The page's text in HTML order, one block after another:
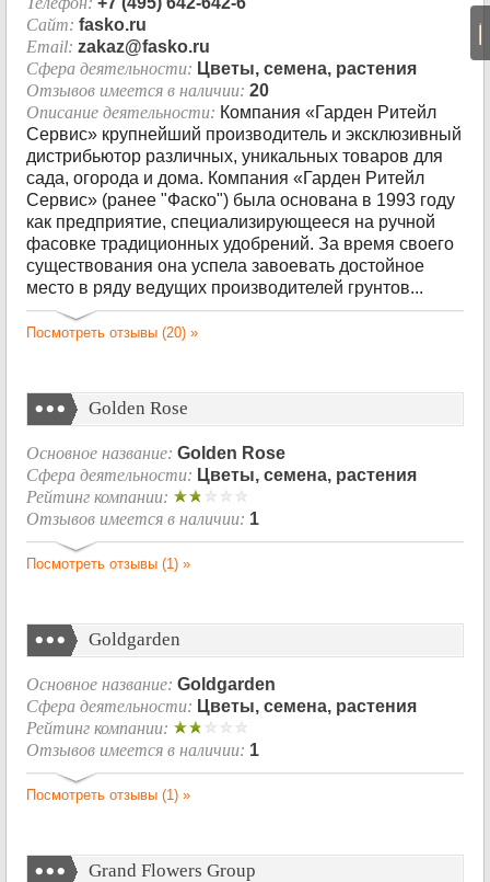
|
Сайт: fasko.ru
Email: zakaz@fasko.ru
Сфера деятельности: Цветы, семена, растения
Отзывов имеется в наличии: 20
Описание деятельности: Компания «Гарден Ритейл
Сервис» крупнейший производитель и эксклюзивный
дистрибьютор различных, уникальных товаров для
сада, огорода и дома. Компания «Гарден Ритейл
Сервис» (ранее "Фаско") была основана в 1993 году
как предприятие, специализирующееся на ручной
фасовке традиционных удобрений. За время своего
существования она успела завоевать достойное
место в ряду ведущих производителей грунтов...
Посмотреть отзывы (20) »
Golden Rose
Основное название: Golden Rose
Сфера деятельности: Цветы, семена, растения
Рейтинг компании:
Отзывов имеется в наличии: 1
Посмотреть отзывы (1) »
Goldgarden
Основное название: Goldgarden
Сфера деятельности: Цветы, семена, растения
Рейтинг компании:
Отзывов имеется в наличии: 1
Посмотреть отзывы (1) »
Grand Flowers Group